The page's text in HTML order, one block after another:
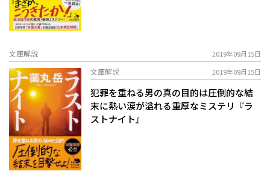
文庫解説 2019年09月15日
文庫解説 2019年09月15日
犯罪を重ねる男の真の目的は――圧倒的な結
末に熱い涙が溢れる重厚なミステリ『ラ
ストナイト』